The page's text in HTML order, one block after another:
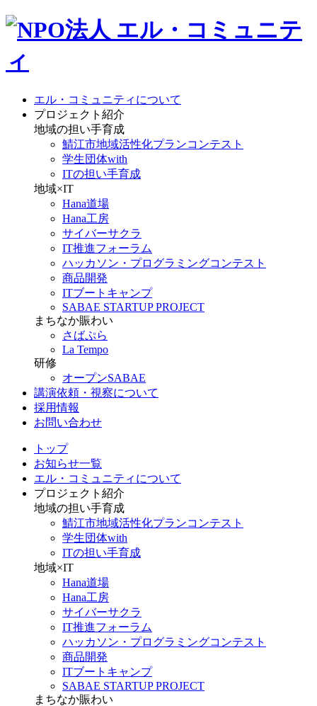
エル・コミュニティについて
プロジェクト紹介
地域の担い手育成
鯖江市地域活性化プランコンテスト
学生団体with
ITの担い手育成
地域×IT
Hana道場
Hana工房
サイバーサクラ
IT推進フォーラム
ハッカソン・プログラミングコンテスト
商品開発
ITブートキャンプ
SABAE STARTUP PROJECT
まちなか賑わい
さばぷら
La Tempo
研修
オープンSABAE
講演依頼・視察について
採用情報
お問い合わせ
トップ
お知らせ一覧
エル・コミュニティについて
プロジェクト紹介
地域の担い手育成
鯖江市地域活性化プランコンテスト
学生団体with
ITの担い手育成
地域×IT
Hana道場
Hana工房
サイバーサクラ
IT推進フォーラム
ハッカソン・プログラミングコンテスト
商品開発
ITブートキャンプ
SABAE STARTUP PROJECT
まちなか賑わい